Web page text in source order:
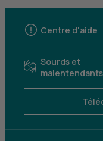
Centre d'aide
Sourds et
malentendants